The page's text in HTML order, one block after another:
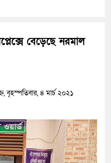
বেড়েছে নরমাল
৪ মার্চ ২০২১